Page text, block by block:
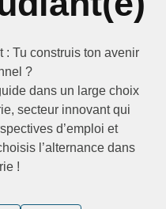
Tu construis ton avenir
?
dans un large choix
secteur innovant qui
d’emploi et
l’alternance dans
!